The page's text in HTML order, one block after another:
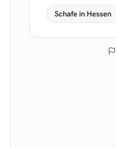
Schafe in Hessen